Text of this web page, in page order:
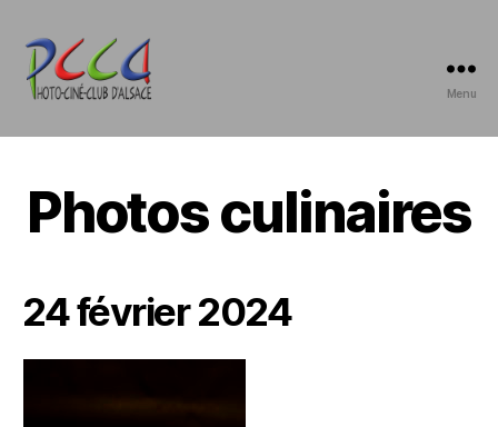
Ciné-
d'Alsace
Menu
Photos culinaires
24 février 2024